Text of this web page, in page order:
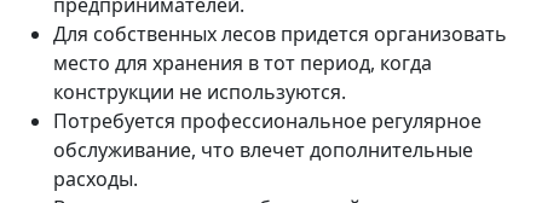
Для собственных лесов придется организовать
место для хранения в тот период, когда
конструкции не используются.
Потребуется профессиональное регулярное
обслуживание, что влечет дополнительные
расходы.